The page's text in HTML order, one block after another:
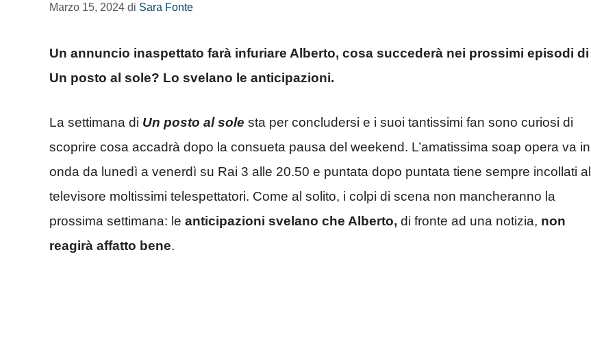
Marzo 15, 2024 di Sara Fonte
Un annuncio inaspettato farà infuriare Alberto, cosa succederà nei prossimi episodi di
Un posto al sole? Lo svelano le anticipazioni.
La settimana di Un posto al sole sta per concludersi e i suoi tantissimi fan sono curiosi di
scoprire cosa accadrà dopo la consueta pausa del weekend. L’amatissima soap opera va in
onda da lunedì a venerdì su Rai 3 alle 20.50 e puntata dopo puntata tiene sempre incollati al
televisore moltissimi telespettatori. Come al solito, i colpi di scena non mancheranno la
prossima settimana: le anticipazioni svelano che Alberto, di fronte ad una notizia, non
reagirà affatto bene.